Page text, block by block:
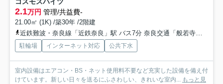
2.1万円 管理/共益費-
21.00㎡ (1K) /築30年 /2階建
近鉄難波・奈良線「近鉄奈良」駅 バス7分 奈良交通「般若寺」 停歩3分
駐輪場 インターネット対応 公共下水
室内設備はエアコン・BS・ネット使用料不要など充実した設備を備え付
けています。新しい日々を送るにふさわしい、きれいな室内... もっと見